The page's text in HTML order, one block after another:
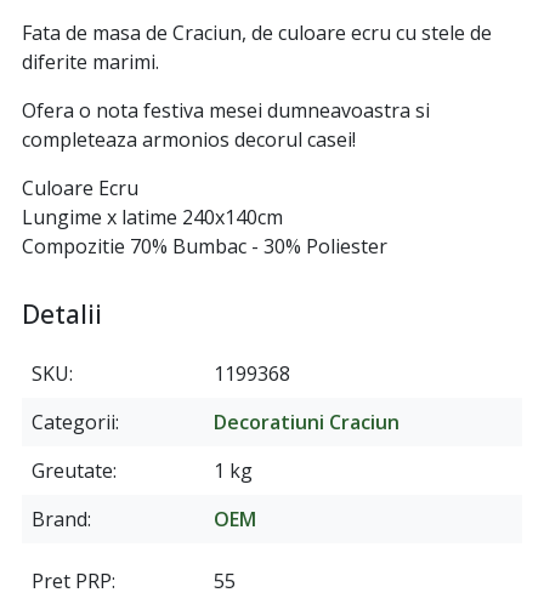
Fata de masa de Craciun, de culoare ecru cu stele de
diferite marimi.
Ofera o nota festiva mesei dumneavoastra si
completeaza armonios decorul casei!
Culoare Ecru
Lungime x latime 240x140cm
Compozitie 70% Bumbac - 30% Poliester
Detalii
SKU
1199368
Categorii
Decoratiuni Craciun
Greutate
1 kg
Brand
OEM
Pret PRP 55